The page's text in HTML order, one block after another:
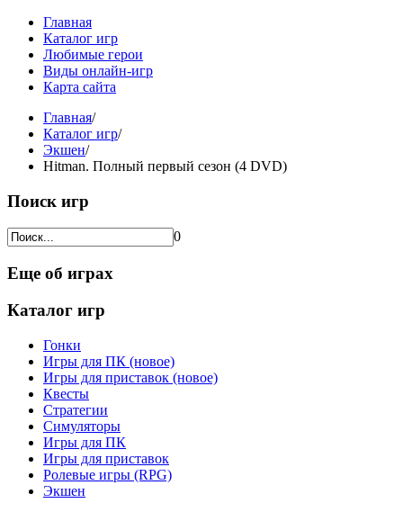
Главная
Каталог игр
Любимые герои
Виды онлайн-игр
Карта сайта
Главная/
Каталог игр/
Экшен/
Hitman. Полный первый сезон (4 DVD)
Поиск игр
0
Еще об играх
Каталог игр
Гонки
Игры для ПК (новое)
Игры для приставок (новое)
Квесты
Стратегии
Симуляторы
Игры для ПК
Игры для приставок
Ролевые игры (RPG)
Экшен